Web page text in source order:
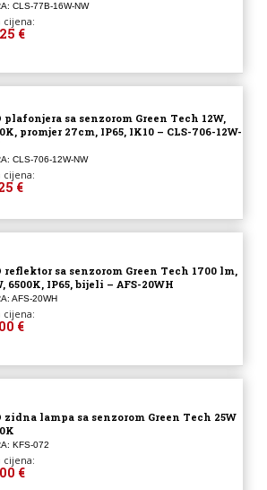
CLS-77B-16W-NW
cijena:
€
plafonjera sa senzorom Green Tech 12W,
promjer 27cm, IP65, IK10 – CLS-706-12W-
CLS-706-12W-NW
cijena:
€
reflektor sa senzorom Green Tech 1700 lm,
6500K, IP65, bijeli – AFS-20WH
AFS-20WH
cijena:
€
zidna lampa sa senzorom Green Tech 25W
KFS-072
cijena:
€